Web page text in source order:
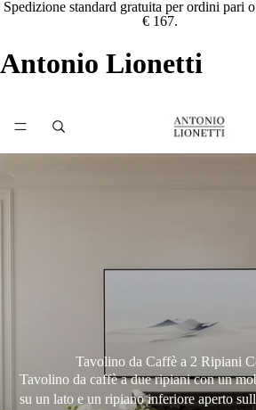
Spedizione standard gratuita per ordini pari
€ 167.
Antonio Lionetti
Tavolino da Caffè a 2 Ripiani
Tavolino da caffè a due ripiani con un
su un lato e un ripiano inferiore aperto